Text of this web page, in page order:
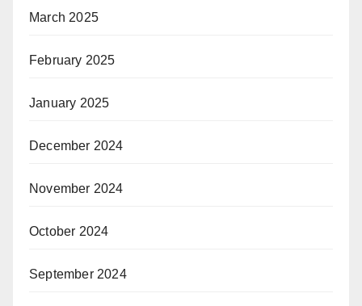
March 2025
February 2025
January 2025
December 2024
November 2024
October 2024
September 2024